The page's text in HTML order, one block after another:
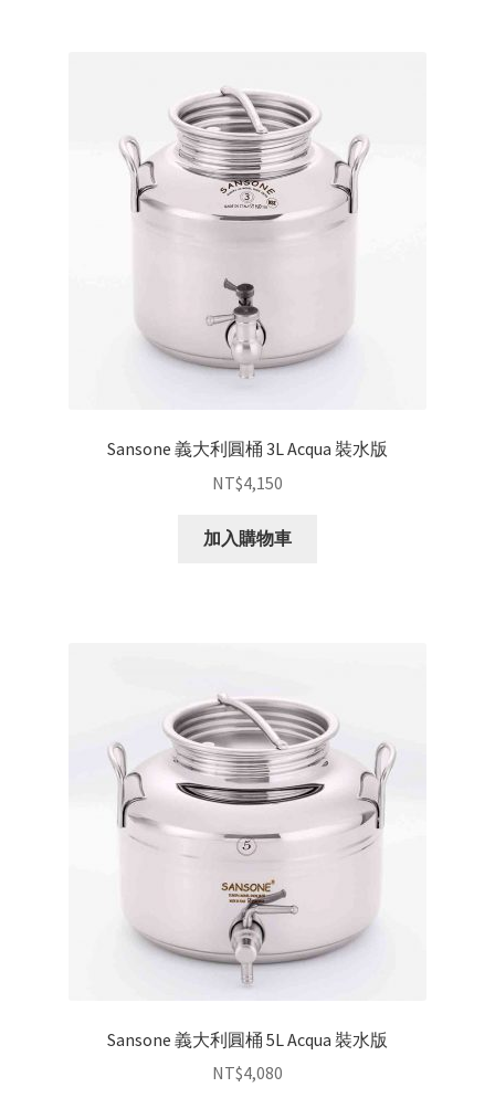
Sansone 義大利圓桶 3L Acqua 裝水版
NT$4,150
加入購物車
Sansone 義大利圓桶 5L Acqua 裝水版
NT$4,080